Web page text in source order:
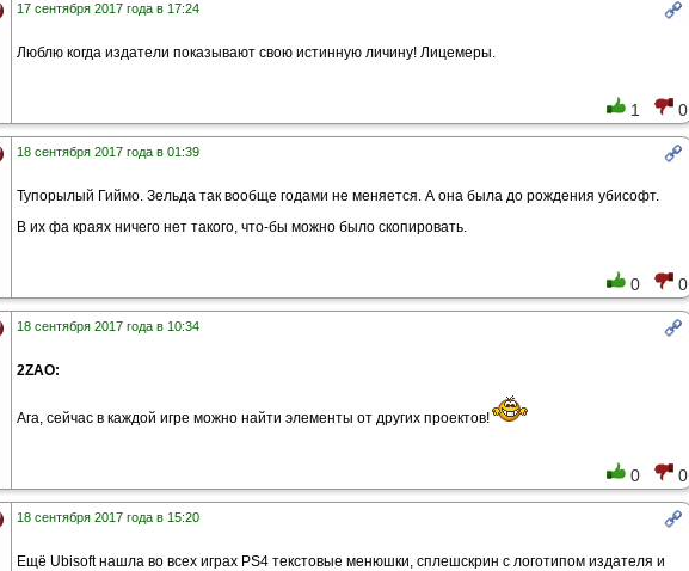
17 сентября 2017 года в 17:24
Люблю когда издатели показывают свою истинную личину! Лицемеры.
1 0
18 сентября 2017 года в 01:39
Тупорылый Гиймо. Зельда так вообще годами не меняется. А она была до рождения убисофт.
В их фа краях ничего нет такого, что-бы можно было скопировать.
0 0
18 сентября 2017 года в 10:34
2ZAO:
Ага, сейчас в каждой игре можно найти элементы от других проектов!
0 0
18 сентября 2017 года в 15:20
Ещё Ubisoft нашла во всех играх PS4 текстовые менюшки, сплешскрин с логотипом издателя и